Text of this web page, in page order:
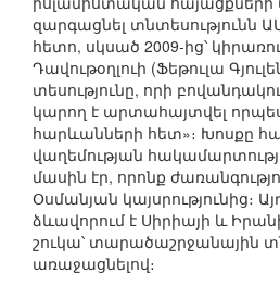
զարգացնել տնտեսությունն
հետո, սկսած 2009-ից՝
Դավութօղլուի (Ֆեթուլա
տեսությունը, որի
կարող է արտահայտվել
հարևանների հետ»։ Խոսքը
վաղեմության
մասին էր, որոնք
Օսմանյան կայսրությունից։
ձևավորում է Սիրիայի և
շուկա՝ տարածաշրջանային
առաջացնելով։